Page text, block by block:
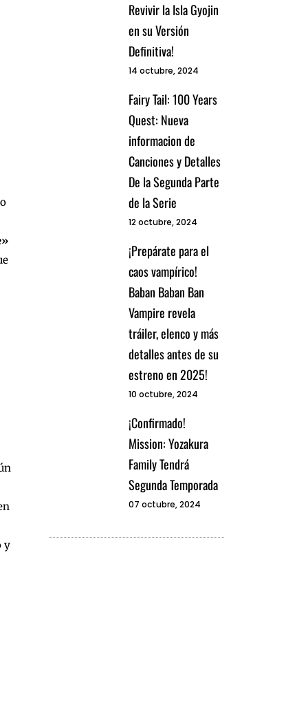
y
Revivir la Isla Gyojin
en su Versión
Definitiva!
14 octubre, 2024
Fairy Tail: 100 Years
Quest: Nueva
informacion de
Canciones y Detalles
De la Segunda Parte
de la Serie
12 octubre, 2024
¡Prepárate para el
caos vampírico!
Baban Baban Ban
Vampire revela
tráiler, elenco y más
detalles antes de su
estreno en 2025!
10 octubre, 2024
¡Confirmado!
Mission: Yozakura
Family Tendrá
Segunda Temporada
07 octubre, 2024